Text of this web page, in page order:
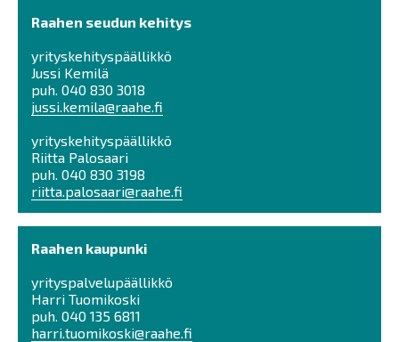
Raahen seudun kehitys
yrityskehityspäällikkö
Jussi Kemilä
puh. 040 830 3018
jussi.kemila@raahe.fi
yrityskehityspäällikkö
Riitta Palosaari
puh. 040 830 3198
riitta.palosaari@raahe.fi
Raahen kaupunki
yrityspalvelupäällikkö
Harri Tuomikoski
puh. 040 135 6811
harri.tuomikoski@raahe.fi